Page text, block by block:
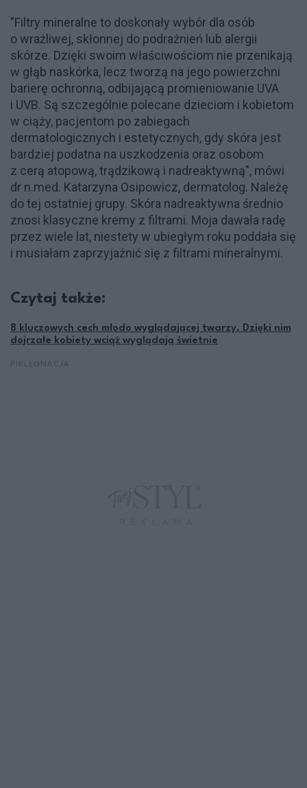
"Filtry mineralne to doskonały wybór dla osób
o wrażliwej, skłonnej do podrażnień lub alergii
skórze. Dzięki swoim właściwościom nie przenikają
w głąb naskórka, lecz tworzą na jego powierzchni
barierę ochronną, odbijającą promieniowanie UVA
i UVB. Są szczególnie polecane dzieciom i kobietom
w ciąży, pacjentom po zabiegach
dermatologicznych i estetycznych, gdy skóra jest
bardziej podatna na uszkodzenia oraz osobom
z cerą atopową, trądzikową i nadreaktywną", mówi
dr n.med. Katarzyna Osipowicz, dermatolog. Należę
do tej ostatniej grupy. Skóra nadreaktywna średnio
znosi klasyczne kremy z filtrami. Moja dawała radę
przez wiele lat, niestety w ubiegłym roku poddała się
i musiałam zaprzyjaźnić się z filtrami mineralnymi.
Czytaj także:
8 kluczowych cech młodo wyglądającej twarzy. Dzięki nim
dojrzałe kobiety wciąż wyglądają świetnie